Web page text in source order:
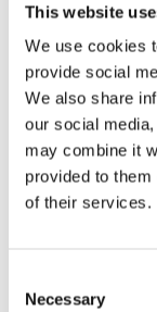
This website
We use cookies
provide social
We also share
our social
may combine it
provided to
of their services.
Selection
Necessary
Farve
IP Klasse
Temp. i brug
Garanti
Levetid
Watt